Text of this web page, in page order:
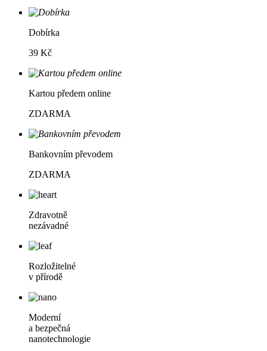
Dobírka
39 Kč
Kartou předem online
ZDARMA
Bankovním převodem
ZDARMA
Zdravotně
nezávadné
Rozložitelné
v přírodě
Moderní
a bezpečná
nanotechnologie